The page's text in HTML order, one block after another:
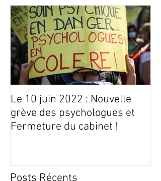
Le 10 juin 2022 : Nouvelle
grève des psychologues et
Fermeture du cabinet !